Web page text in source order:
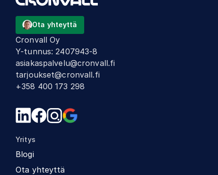
Ota yhteyttä
Cronvall Oy
Y-tunnus:2407943-8
asiakaspalvelu@cronvall.fi
tarjoukset@cronvall.fi
+358 400 173 298
Yritys
Blogi
Ota yhteyttä